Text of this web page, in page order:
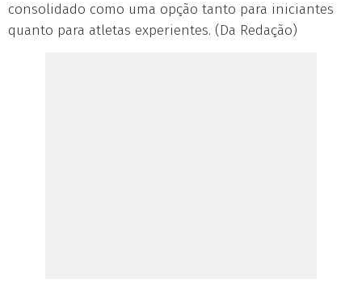
consolidado como uma opção tanto para iniciantes
quanto para atletas experientes. (Da Redação)